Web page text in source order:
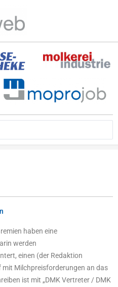
haben eine
werden
einen (der Redaktion
Milchpreisforderungen an das
ist mit „DMK Vertreter / DMK